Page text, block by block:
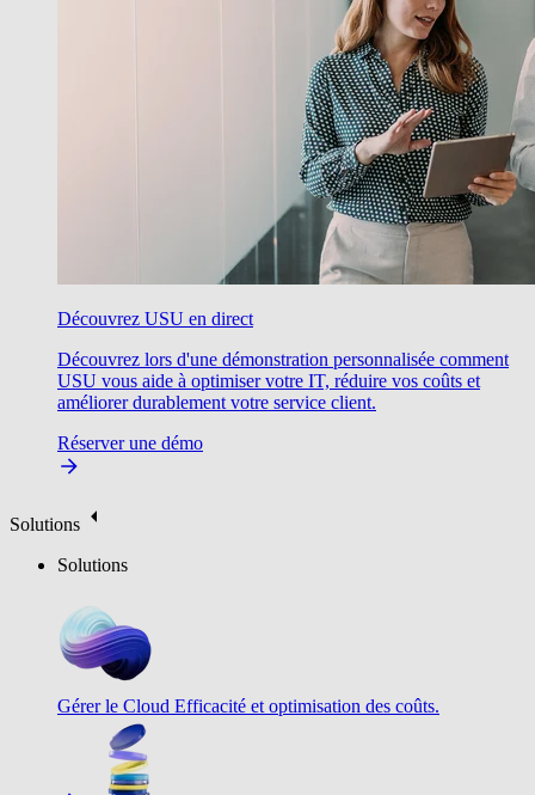
Découvrez USU en direct
Découvrez lors d'une démonstration personnalisée comment
USU vous aide à optimiser votre IT, réduire vos coûts et
améliorer durablement votre service client.
Réserver une démo
Solutions
Solutions
Gérer le Cloud Efficacité et optimisation des coûts.